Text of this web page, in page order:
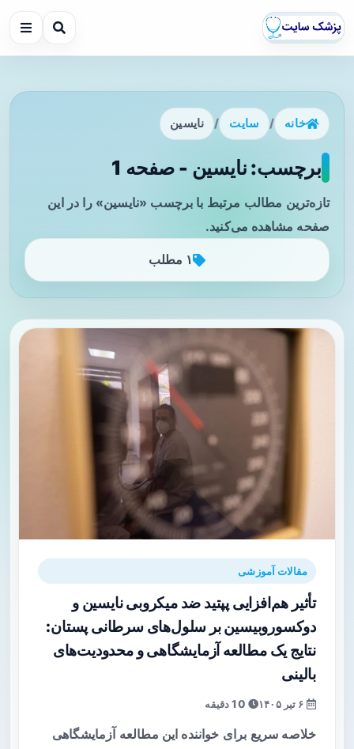
خانه / سایت / نایسین
برچسب: نایسین - صفحه 1
تازه‌ترین مطالب مرتبط با برچسب «نایسین» را در این
صفحه مشاهده می‌کنید.
۱ مطلب
مقالات آموزشی
تأثیر هم‌افزایی پپتید ضد میکروبی نایسین و
دوکسوروبیسین بر سلول‌های سرطانی پستان:
نتایج یک مطالعه آزمایشگاهی و محدودیت‌های
بالینی
خلاصه سریع برای خواننده این مطالعه آزمایشگاهی